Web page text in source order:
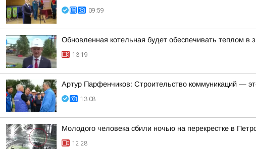
09:59
Обновленная котельная будет обеспечивать теплом
13:19
Артур Парфенчиков: Строительство коммуникаций —
13:08
Молодого человека сбили ночью на перекрестке в
12:28